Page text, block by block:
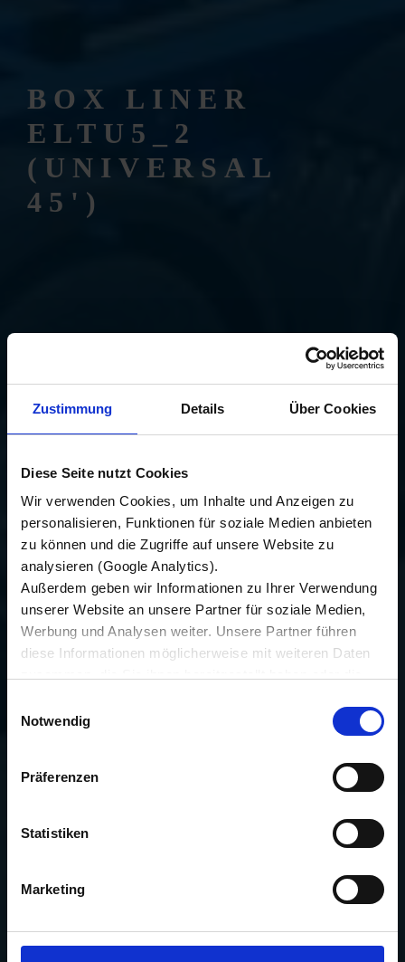
Zustimmung Details Über Cookies
Diese Seite nutzt Cookies
Wir verwenden Cookies, um Inhalte und Anzeigen zu
personalisieren, Funktionen für soziale Medien anbieten
zu können und die Zugriffe auf unsere Website zu
analysieren (Google Analytics).
Außerdem geben wir Informationen zu Ihrer Verwendung
unserer Website an unsere Partner für soziale Medien,
Werbung und Analysen weiter. Unsere Partner führen
diese Informationen möglicherweise mit weiteren Daten
haben.
Wir setzen im Rahmen des Trackings auch Dienstleister
in Drittländern außerhalb der EU mit abweichenden
Datenschutzbestimmungen ein, wodurch das Risiko von
übermittelter Daten bestehen kann.
Notwendig
Präferenzen
Statistiken
Marketing
BOX LINER
ELTU5_2
(UNIVERSAL
45')